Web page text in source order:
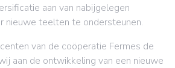
aan van nabijgelegen
nieuwe teelten te ondersteunen.
van de coöperatie Fermes de
aan de ontwikkeling van een nieuwe